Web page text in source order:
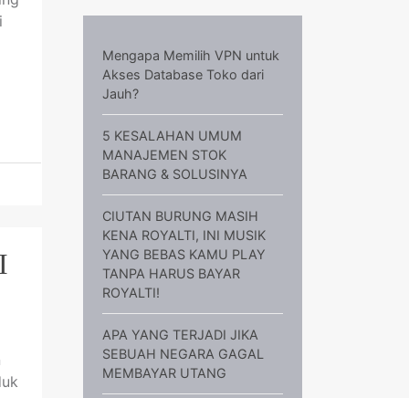
Mengapa Memilih VPN untuk
Akses Database Toko dari
Jauh?
5 KESALAHAN UMUM
MANAJEMEN STOK
BARANG & SOLUSINYA
CIUTAN BURUNG MASIH
KENA ROYALTI, INI MUSIK
YANG BEBAS KAMU PLAY
TANPA HARUS BAYAR
ROYALTI!
APA YANG TERJADI JIKA
SEBUAH NEGARA GAGAL
MEMBAYAR UTANG